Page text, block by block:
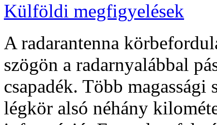
Külföldi megfigyelések
A radarantenna
szögön a radarnyalábbal
csapadék. Több magassági
légkör alsó néhány